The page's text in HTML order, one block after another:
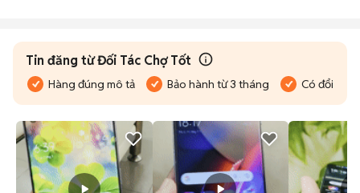
Tin đăng từ Đối Tác Chợ Tốt
Hàng đúng mô tả Bảo hành từ 3 tháng Có đổi trả